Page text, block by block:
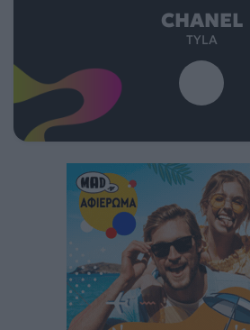
CHANEL
TYLA